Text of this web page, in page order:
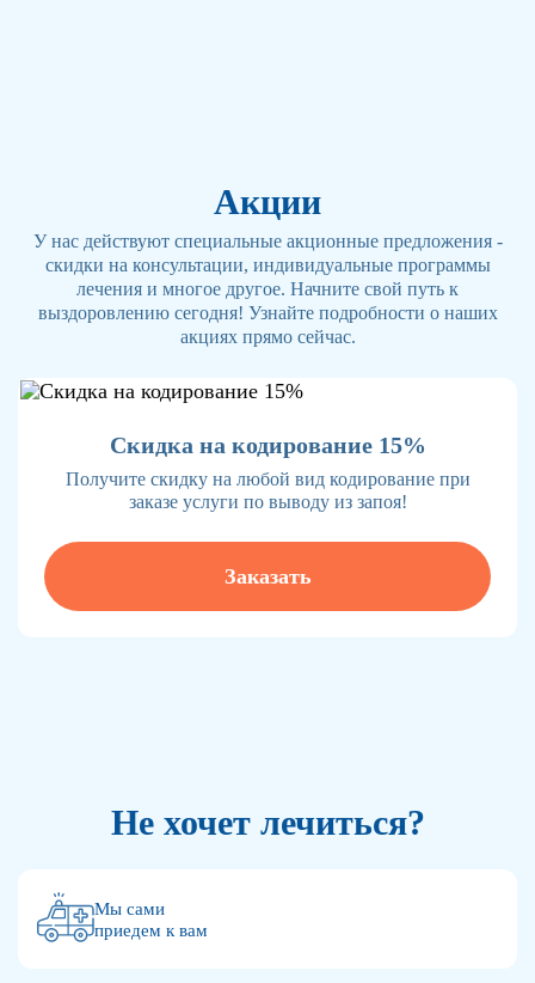
Акции
У нас действуют специальные акционные предложения -
скидки на консультации, индивидуальные программы
лечения и многое другое. Начните свой путь к
выздоровлению сегодня! Узнайте подробности о наших
акциях прямо сейчас.
Скидка на кодирование 15%
Получите скидку на любой вид кодирование при
заказе услуги по выводу из запоя!
Заказать
Не хочет лечиться?
Мы сами
приедем к вам